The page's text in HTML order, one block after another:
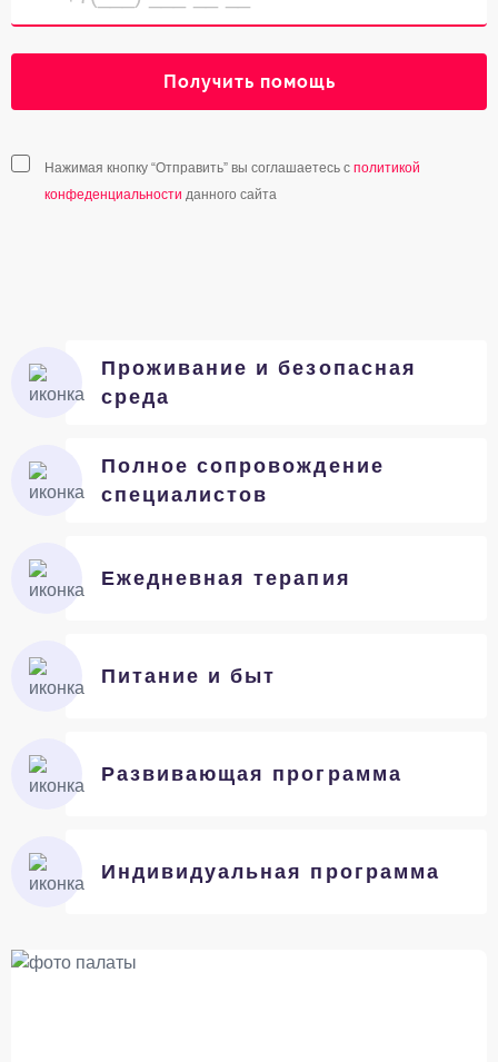
Получить помощь
Нажимая кнопку “Отправить” вы соглашаетесь с политикой
конфеденциальности данного сайта
Проживание и безопасная
среда
Полное сопровождение
специалистов
Ежедневная терапия
Питание и быт
Развивающая программа
Индивидуальная программа